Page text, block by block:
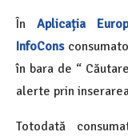
În
Aplicația
InfoCons
în bara de “
alerte prin
Totodată